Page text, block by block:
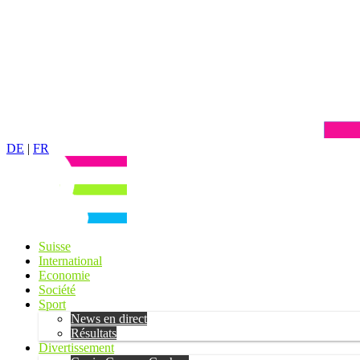
DE | FR
Suisse
International
Economie
Société
Sport
News en direct
Résultats
Divertissement